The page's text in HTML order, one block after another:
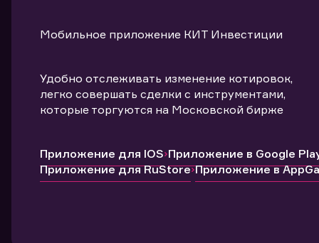
Мобильное приложение КИТ Инвестиции
Удобно отслеживать изменение котировок,
легко совершать сделки с инструментами,
которые торгуются на Московской бирже
Приложение для IOS Приложение в Google
Приложение для RuStore Приложение в